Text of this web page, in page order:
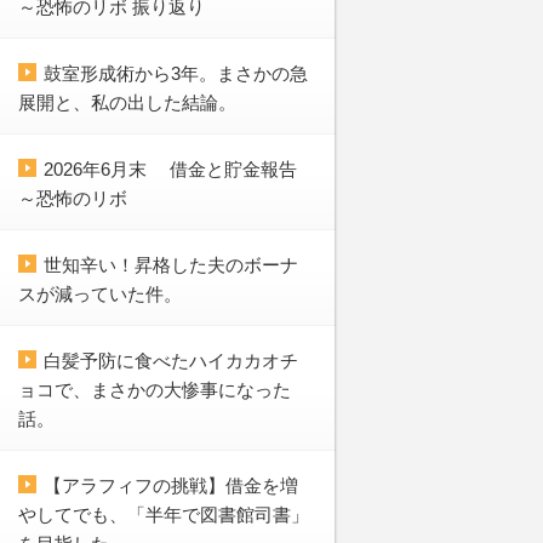
～恐怖のリボ 振り返り
鼓室形成術から3年。まさかの急
展開と、私の出した結論。
2026年6月末 借金と貯金報告
～恐怖のリボ
世知辛い！昇格した夫のボーナ
スが減っていた件。
白髪予防に食べたハイカカオチ
ョコで、まさかの大惨事になった
話。
【アラフィフの挑戦】借金を増
やしてでも、「半年で図書館司書」